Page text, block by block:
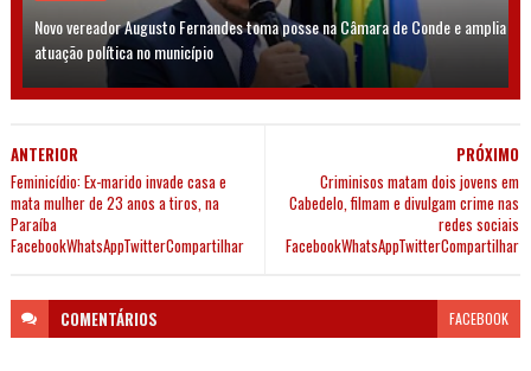
Novo vereador Augusto Fernandes toma posse na Câmara de Conde e amplia
atuação política no município
PRÓXIMO
Criminisos matam dois jovens em
Cabedelo, filmam e divulgam crime nas
redes sociais
FacebookWhatsAppTwitterCompartilhar
ANTERIOR
Feminicídio: Ex-marido invade casa e
mata mulher de 23 anos a tiros, na
Paraíba
FacebookWhatsAppTwitterCompartilhar
COMENTÁRIOS FACEBOOK